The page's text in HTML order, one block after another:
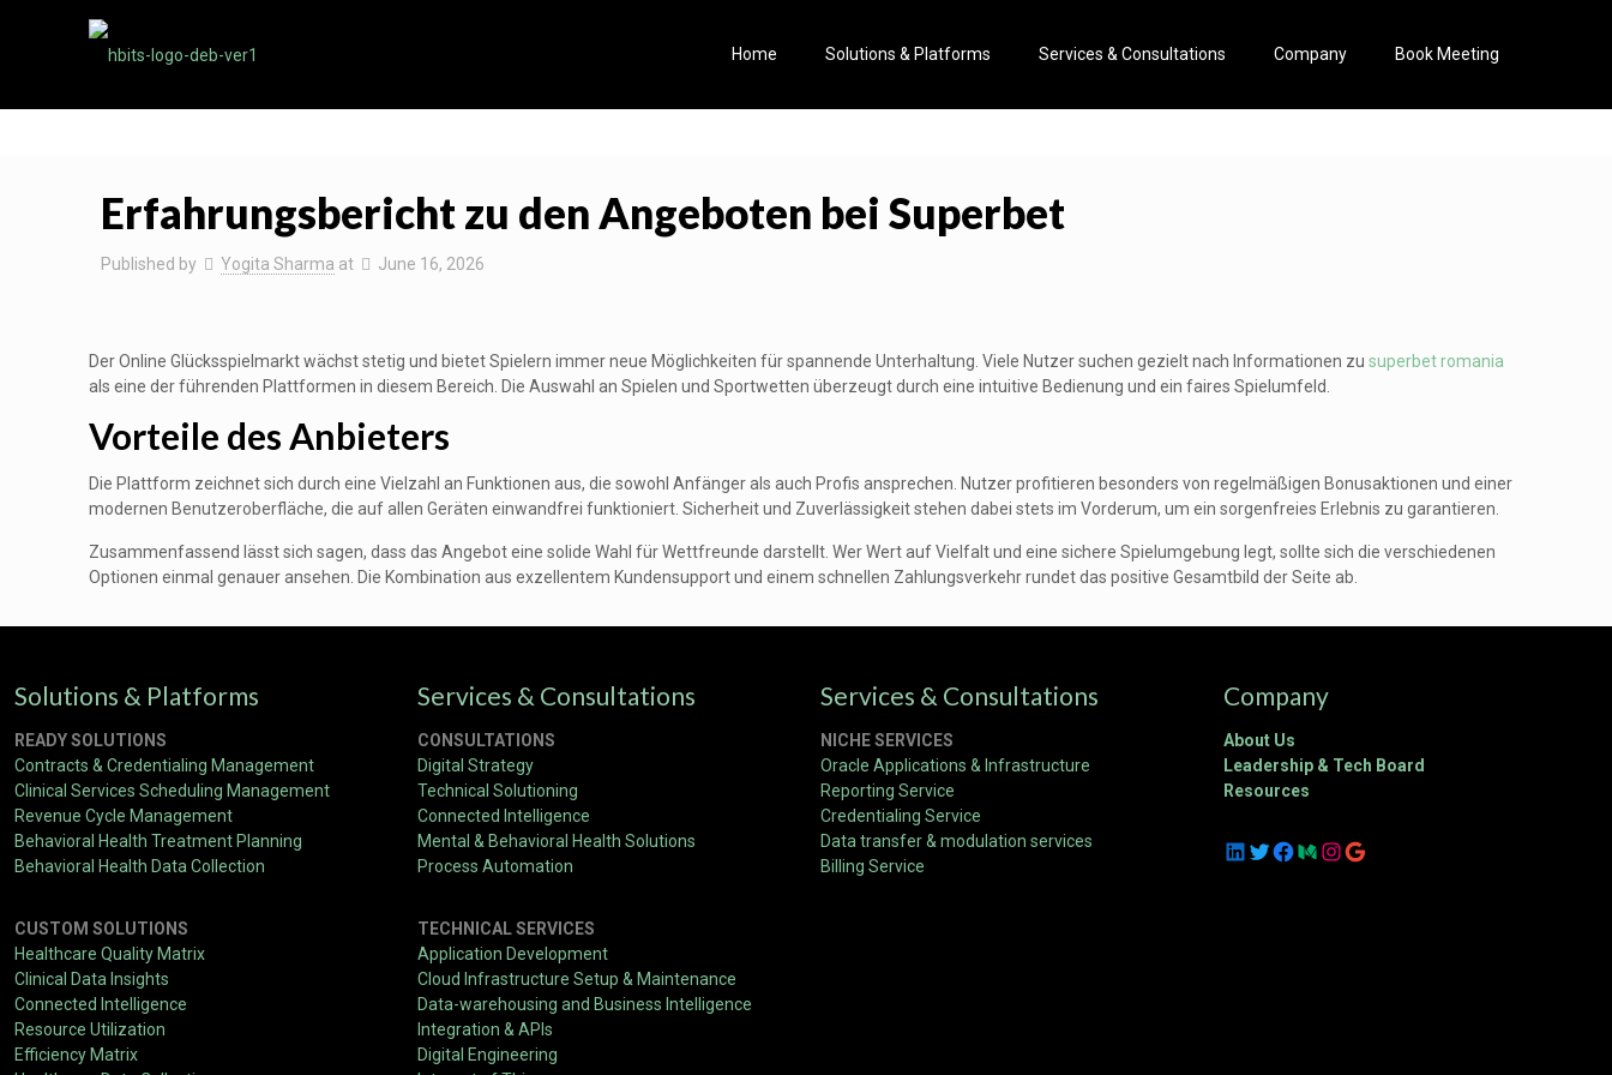
Home Solutions & Platforms Services & Consultations Company Book Meeting
Erfahrungsbericht zu den Angeboten bei Superbet
Published by Yogita Sharma at June 16, 2026
Der Online Glücksspielmarkt wächst stetig und bietet Spielern immer neue Möglichkeiten für spannende Unterhaltung. Viele Nutzer suchen gezielt nach Informationen zusuperbet romania
als eine der führenden Plattformen in diesem Bereich. Die Auswahl an Spielen und Sportwetten überzeugt durch eine intuitive Bedienung und ein faires Spielumfeld.
Vorteile des Anbieters
Die Plattform zeichnet sich durch eine Vielzahl an Funktionen aus, die sowohl Anfänger als auch Profis ansprechen. Nutzer profitieren besonders von regelmäßigen Bonusaktionen und einer
modernen Benutzeroberfläche, die auf allen Geräten einwandfrei funktioniert. Sicherheit und Zuverlässigkeit stehen dabei stets im Vorderum, um ein sorgenfreies Erlebnis zu garantieren.
Zusammenfassend lässt sich sagen, dass das Angebot eine solide Wahl für Wettfreunde darstellt. Wer Wert auf Vielfalt und eine sichere Spielumgebung legt, sollte sich die verschiedenen
Optionen einmal genauer ansehen. Die Kombination aus exzellentem Kundensupport und einem schnellen Zahlungsverkehr rundet das positive Gesamtbild der Seite ab.
Solutions & Platforms
READY SOLUTIONS
Contracts & Credentialing Management
Clinical Services Scheduling Management
Revenue Cycle Management
Behavioral Health Treatment Planning
Behavioral Health Data Collection
CUSTOM SOLUTIONS
Healthcare Quality Matrix
Clinical Data Insights
Connected Intelligence
Resource Utilization
Efficiency Matrix
Services & Consultations
CONSULTATIONS
Digital Strategy
Technical Solutioning
Connected Intelligence
Mental & Behavioral Health Solutions
Process Automation
TECHNICAL SERVICES
Application Development
Cloud Infrastructure Setup & Maintenance
Data-warehousing and Business Intelligence
Integration & APIs
Digital Engineering
Services & Consultations
NICHE SERVICES
Oracle Applications & Infrastructure
Reporting Service
Credentialing Service
Data transfer & modulation services
Billing Service
Company
About Us
Leadership & Tech Board
Resources
LinkedIn
Twitter
Facebook
Medium
Instagram
Google